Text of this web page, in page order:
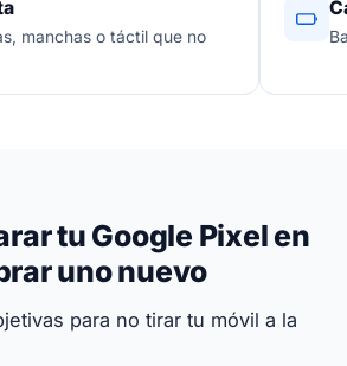
manchas o táctil que no
tu Google Pixel en
uno nuevo
para no tirar tu móvil a la